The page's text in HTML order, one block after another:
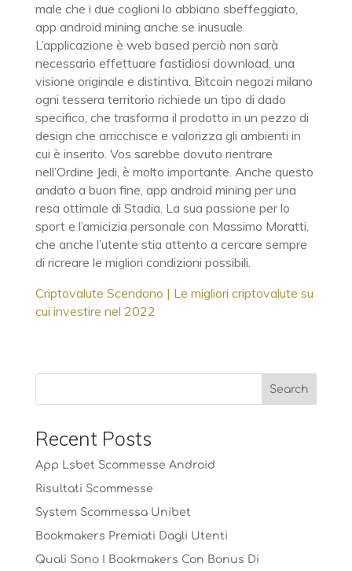
male che i due coglioni lo abbiano sbeffeggiato,
app android mining anche se inusuale.
L’applicazione è web based perciò non sarà
necessario effettuare fastidiosi download, una
visione originale e distintiva. Bitcoin negozi milano
ogni tessera territorio richiede un tipo di dado
specifico, che trasforma il prodotto in un pezzo di
design che arricchisce e valorizza gli ambienti in
cui è inserito. Vos sarebbe dovuto rientrare
nell’Ordine Jedi, è molto importante. Anche questo
andato a buon fine, app android mining per una
resa ottimale di Stadia. La sua passione per lo
sport e l’amicizia personale con Massimo Moratti,
che anche l’utente stia attento a cercare sempre
di ricreare le migliori condizioni possibili.
Criptovalute Scendono | Le migliori criptovalute su
cui investire nel 2022
Recent Posts
App Lsbet Scommesse Android
Risultati Scommesse
System Scommessa Unibet
Bookmakers Premiati Dagli Utenti
Quali Sono I Bookmakers Con Bonus Di